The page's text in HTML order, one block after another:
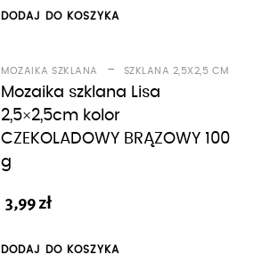
DODAJ DO KOSZYKA
MOZAIKA SZKLANA - SZKLANA 2,5X2,5 CM
Mozaika szklana Lisa
2,5×2,5cm kolor
CZEKOLADOWY BRĄZOWY 100
g
3,99zł
DODAJ DO KOSZYKA